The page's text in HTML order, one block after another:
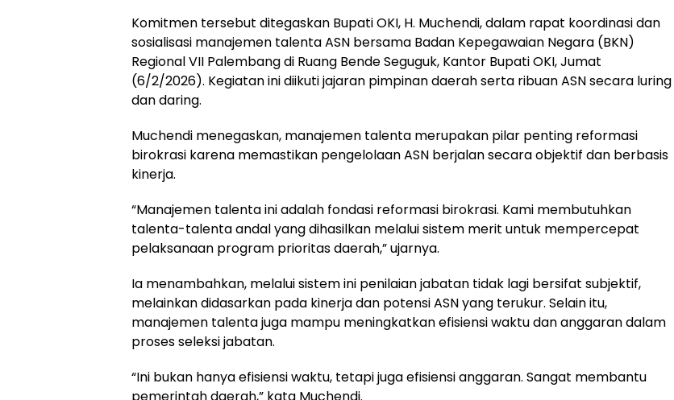
Komitmen tersebut ditegaskan Bupati OKI, H. Muchendi, dalam rapat koordinasi dan
sosialisasi manajemen talenta ASN bersama Badan Kepegawaian Negara (BKN)
Regional VII Palembang di Ruang Bende Seguguk, Kantor Bupati OKI, Jumat
(6/2/2026). Kegiatan ini diikuti jajaran pimpinan daerah serta ribuan ASN secara luring
dan daring.
Muchendi menegaskan, manajemen talenta merupakan pilar penting reformasi
birokrasi karena memastikan pengelolaan ASN berjalan secara objektif dan berbasis
kinerja.
“Manajemen talenta ini adalah fondasi reformasi birokrasi. Kami membutuhkan
talenta-talenta andal yang dihasilkan melalui sistem merit untuk mempercepat
pelaksanaan program prioritas daerah,” ujarnya.
Ia menambahkan, melalui sistem ini penilaian jabatan tidak lagi bersifat subjektif,
melainkan didasarkan pada kinerja dan potensi ASN yang terukur. Selain itu,
manajemen talenta juga mampu meningkatkan efisiensi waktu dan anggaran dalam
proses seleksi jabatan.
“Ini bukan hanya efisiensi waktu, tetapi juga efisiensi anggaran. Sangat membantu
pemerintah daerah,” kata Muchendi.